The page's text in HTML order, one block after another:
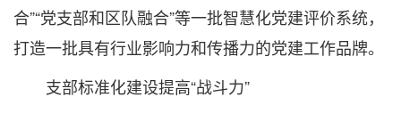
合”“党支部和区队融合”等一批智慧化党建评价系统，
打造一批具有行业影响力和传播力的党建工作品牌。
支部标准化建设提高“战斗力”